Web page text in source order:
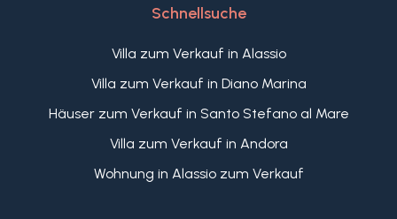
Schnellsuche
Villa zum Verkauf in Alassio
Villa zum Verkauf in Diano Marina
Häuser zum Verkauf in Santo Stefano al Mare
Villa zum Verkauf in Andora
Wohnung in Alassio zum Verkauf